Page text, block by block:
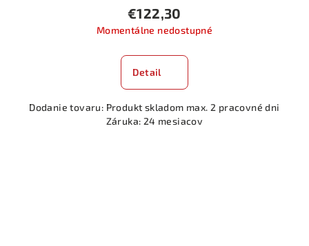
€122,30
Momentálne nedostupné
Detail
Dodanie tovaru: Produkt skladom max. 2 pracovné dni
Záruka: 24 mesiacov